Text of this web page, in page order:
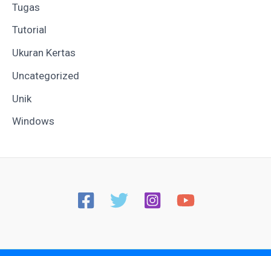
Tugas
Tutorial
Ukuran Kertas
Uncategorized
Unik
Windows